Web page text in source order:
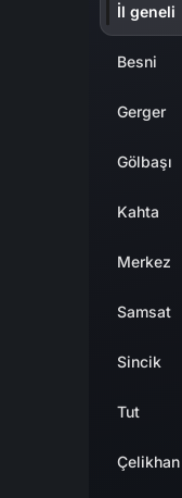
İl geneli
Besni
Gerger
Gölbaşı
Kahta
Merkez
Samsat
Sincik
Tut
Çelikhan